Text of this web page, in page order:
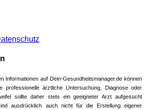
Informationen auf Dein-Gesundheitsmanager.de können
professionelle ärztliche Untersuchung, Diagnose oder
sollte daher stets ein geeigneter Arzt aufgesucht
ausdrücklich auch nicht für die Erstellung eigener